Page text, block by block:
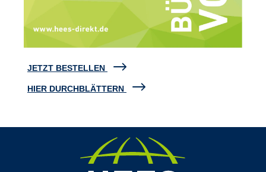
JETZT BESTELLEN
HIER DURCHBLÄTTERN